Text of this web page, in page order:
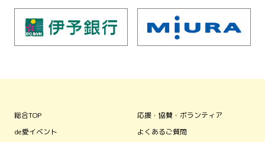
総合TOP
de愛イベント
応援・協賛・ボランティア
よくあるご質問